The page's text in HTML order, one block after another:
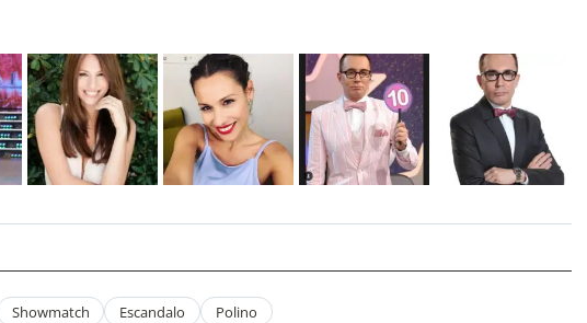
Showmatch Escandalo Polino